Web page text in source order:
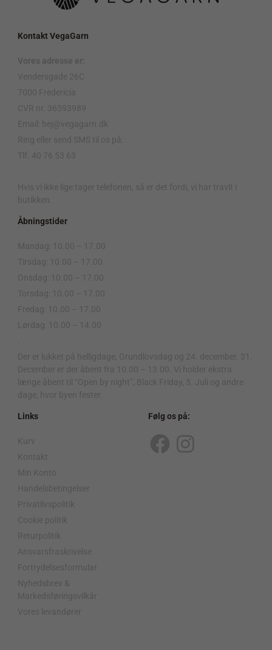
Kontakt VegaGarn
Vores adresse er:
Vendersgade 26C
7000 Fredericia
CVR nr. 36593989
Email: hej@vegagarn.dk
Ring eller send SMS til os på:
Tlf. 40 76 53 63
Hvis vi ikke lige tager telefonen, så er det fordi, vi har travlt i
butikken.
Åbningstider
Mandag: 10.00 – 17.00
Tirsdag: 10.00 – 17.00
Onsdag: 10.00 – 17.00
Torsdag: 10.00 – 17.00
Fredag: 10.00 – 17.00
Lørdag: 10.00 – 14.00
Der er lukket på helligdage, Grundlovsdag og 24. december. 31.
December er der åbent fra 10.00 – 13.00. Vi holder ekstra
længe åbent til “Open by night”, Black Friday, 5. Juli og andre
dage, hvor byen fester.
Links
Kurv
Kontakt
Min Konto
Handelsbetingelser
Privatlivspolitik
Cookie politik
Returpolitik
Ansvarsfraskrivelse
Fortrydelsesformular
Nyhedsbrev &
Markedsføringsvilkår
Vores levandører
Følg os på:
F
I